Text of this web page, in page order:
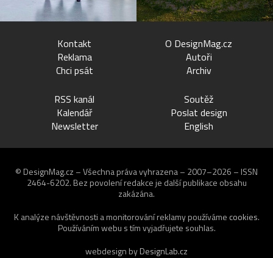
Kontakt
Reklama
Chci psát
O DesignMag.cz
Autoři
Archiv
RSS kanál
Kalendář
Newsletter
Soutěž
Poslat design
English
© DesignMag.cz – Všechna práva vyhrazena – 2007–2026 – ISSN
2464-6202. Bez povolení redakce je další publikace obsahu
zakázána.
K analýze návštěvnosti a monitorování reklamy používáme cookies.
Používáním webu s tím vyjadřujete souhlas.
webdesign byDesignLab.cz